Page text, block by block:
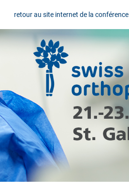
retour au site internet de la conférence